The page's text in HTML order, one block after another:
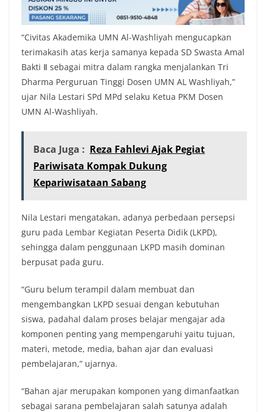
“Civitas Akademika UMN Al-Washliyah mengucapkan
terimakasih atas kerja samanya kepada SD Swasta Amal
Bakti Ⅱ sebagai mitra dalam rangka menjalankan Tri
Dharma Perguruan Tinggi Dosen UMN AL Washliyah,”
ujar Nila Lestari SPd MPd selaku Ketua PKM Dosen
UMN Al-Washliyah.
Baca Juga : Reza Fahlevi Ajak Pegiat
Pariwisata Kompak Dukung
Kepariwisataan Sabang
Nila Lestari mengatakan, adanya perbedaan persepsi
guru pada Lembar Kegiatan Peserta Didik (LKPD),
sehingga dalam penggunaan LKPD masih dominan
berpusat pada guru.
“Guru belum terampil dalam membuat dan
mengembangkan LKPD sesuai dengan kebutuhan
siswa, padahal dalam proses belajar mengajar ada
komponen penting yang mempengaruhi yaitu tujuan,
materi, metode, media, bahan ajar dan evaluasi
pembelajaran,” ujarnya.
“Bahan ajar merupakan komponen yang dimanfaatkan
sebagai sarana pembelajaran salah satunya adalah